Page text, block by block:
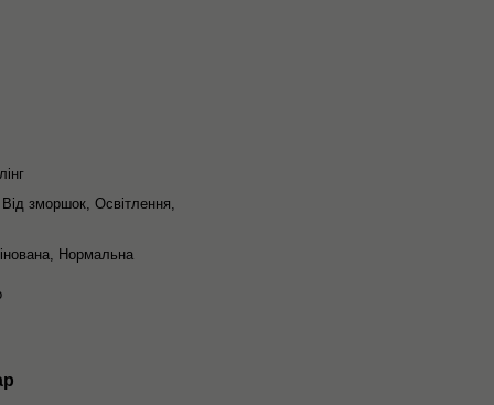
Від зморшок, Освітлення,
Нормальна